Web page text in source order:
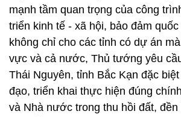
mạnh tầm quan trọng của công
triển kinh tế - xã hội, bảo đảm
không chỉ cho các tỉnh có dự án
vực và cả nước, Thủ tướng yêu
Thái Nguyên, tỉnh Bắc Kạn đặc
đạo, triển khai thực hiện đúng
và Nhà nước trong thu hồi đất, đền